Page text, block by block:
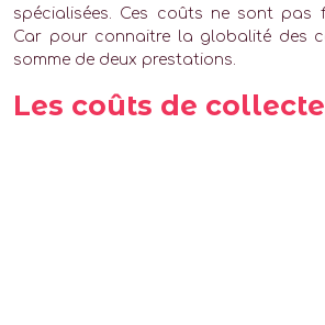
spécialisées. Ces coûts ne sont pas
Car pour connaitre la globalité des
somme de deux prestations.
Les coûts de